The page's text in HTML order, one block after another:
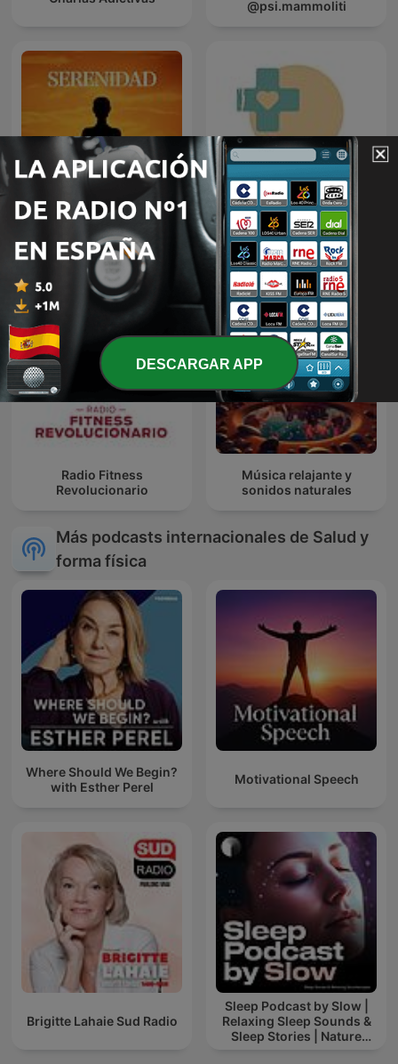
@psi.mammoliti
Meditación Guiada El SIBO y la Doctora Ana
Radio Fitness
Revolucionario
Música relajante y
sonidos naturales
Más podcasts internacionales de Salud y
forma física
Where Should We Begin?
with Esther Perel
Motivational Speech
Brigitte Lahaie Sud Radio
Sleep Podcast by Slow |
Relaxing Sleep Sounds &
Sleep Stories | Nature
DESCARGAR APP